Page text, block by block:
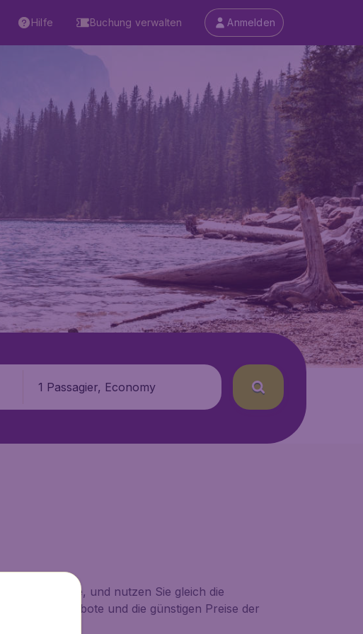
Hilfe Buchung verwalten Anmelden
1 Passagier, Economy
Martinique, und nutzen Sie gleich die
Angebote und die günstigen Preise der